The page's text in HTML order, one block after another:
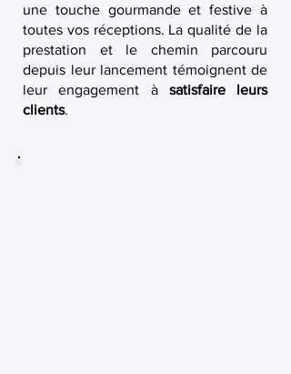
une touche gourmande et festive à
toutes vos réceptions. La qualité de la
prestation et le chemin parcouru
depuis leur lancement témoignent de
leur engagement à satisfaire leurs
clients.